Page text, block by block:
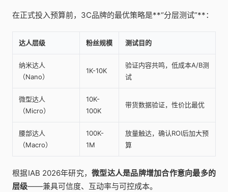
在正式投入预算前，3C品牌的最优策略是**“分层测试”**：
达人层级 粉丝规模 测试目的
纳米达人
（Nano）
1K-10K
验证内容共鸣，低成本A/B测
试
微型达人
（Micro）
10K-
100K
带货数据验证，性价比最优
腰部达人
（Macro）
100K-
1M
放量触达，确认ROI后加大预
算
根据IAB 2026年研究，微型达人是品牌增加合作意向最多的
层级——兼具可信度、互动率与可控成本。